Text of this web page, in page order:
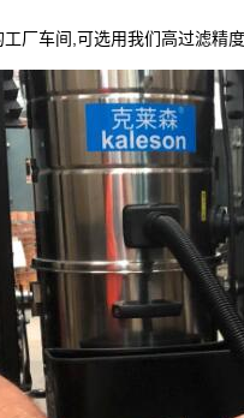
车间,可选用我们高过滤精